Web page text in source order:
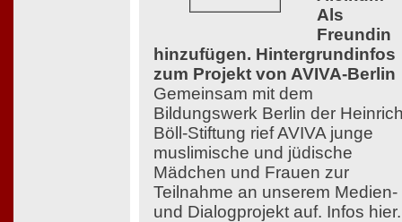
Als
Freundin
hinzufügen. Hintergrundinfos
zum Projekt von AVIVA-Berlin
Gemeinsam mit dem
Bildungswerk Berlin der
Böll-Stiftung rief AVIVA junge
muslimische und jüdische
Mädchen und Frauen zur
Teilnahme an unserem Medien-
und Dialogprojekt auf. Infos